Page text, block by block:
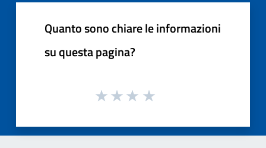
Quanto sono chiare le informazioni
su questa pagina?